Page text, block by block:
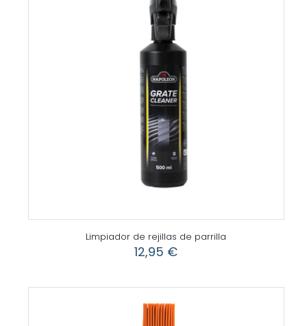
Limpiador de rejillas de parrilla
12,95 €